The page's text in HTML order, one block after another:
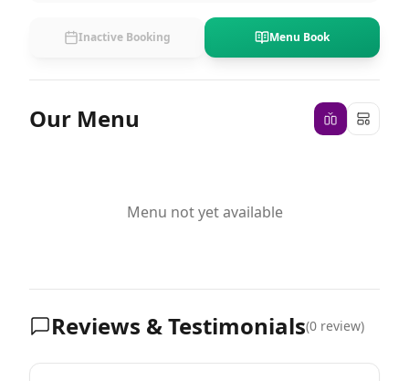
Inactive Booking Menu Book
Our Menu
Menu not yet available
Reviews & Testimonials(0 review)